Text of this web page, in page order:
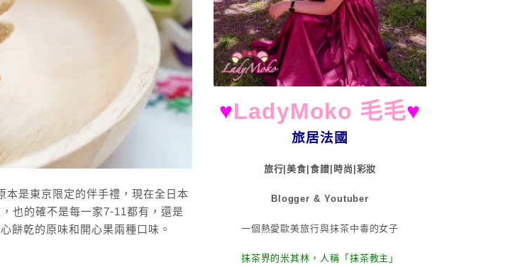
本是東京限定的伴手禮，現在全日本
也的確不是每一家7-11都有，還是
餅乾的原味和開心果兩種口味。
♥LadyMoko 毛毛♥
旅居法國
旅行|美食|食譜|時尚|彩妝
Blogger & Youtuber
一個熱愛歐美旅行與抹茶中毒的女子
抹茶界的米其林，人稱「抹茶教主」